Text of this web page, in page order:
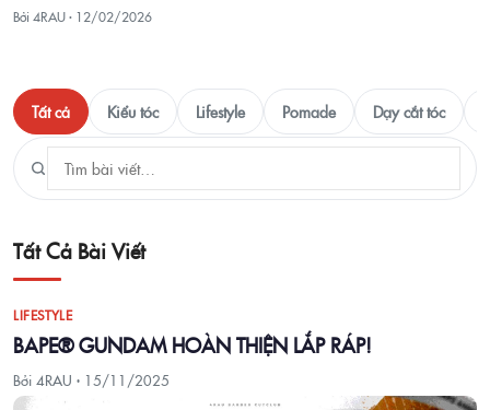
Bởi 4RAU · 12/02/2026
Tất cả Kiểu tóc Lifestyle Pomade Dạy cắt tóc
Tất Cả Bài Viết
LIFESTYLE
BAPE® GUNDAM HOÀN THIỆN LẮP RÁP!
Bởi 4RAU · 15/11/2025